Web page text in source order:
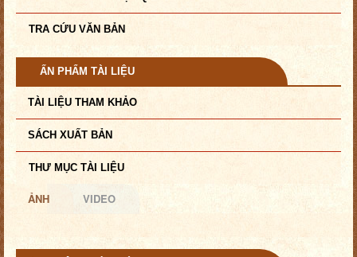
TRA CỨU VĂN BẢN
ẤN PHẨM TÀI LIỆU
TÀI LIỆU THAM KHẢO
SÁCH XUẤT BẢN
THƯ MỤC TÀI LIỆU
ẢNH VIDEO